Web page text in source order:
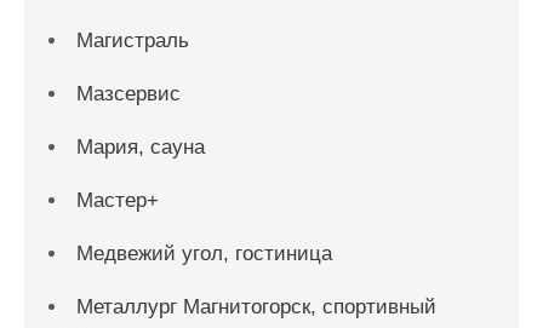
Магистраль
Мазсервис
Мария, сауна
Мастер+
Медвежий угол, гостиница
Металлург Магнитогорск, спортивный